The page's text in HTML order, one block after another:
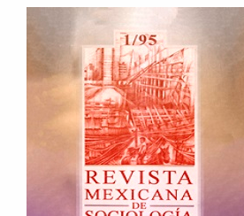
n
lateral
artículo